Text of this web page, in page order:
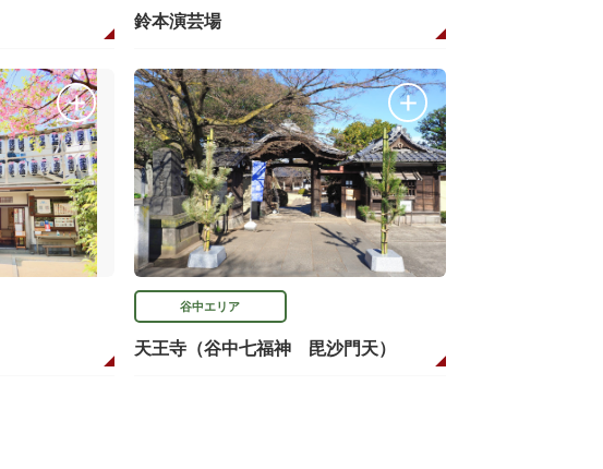
鈴本演芸場
谷中エリア
天王寺（谷中七福神 毘沙門天）